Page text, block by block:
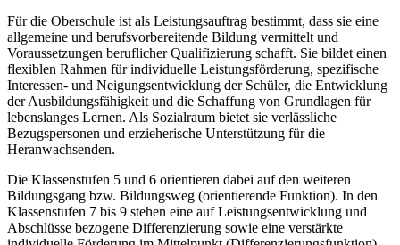
Für die Oberschule ist als Leistungsauftrag bestimmt, dass sie eine
allgemeine und berufsvorbereitende Bildung vermittelt und
Voraussetzungen beruflicher Qualifizierung schafft. Sie bildet einen
flexiblen Rahmen für individuelle Leistungsförderung, spezifische
Interessen- und Neigungsentwicklung der Schüler, die Entwicklung
der Ausbildungsfähigkeit und die Schaffung von Grundlagen für
lebenslanges Lernen. Als Sozialraum bietet sie verlässliche
Bezugspersonen und erzieherische Unterstützung für die
Heranwachsenden.
Die Klassenstufen 5 und 6 orientieren dabei auf den weiteren
Bildungsgang bzw. Bildungsweg (orientierende Funktion). In den
Klassenstufen 7 bis 9 stehen eine auf Leistungsentwicklung und
Abschlüsse bezogene Differenzierung sowie eine verstärkte